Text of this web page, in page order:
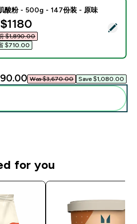
肌酸粉 - 500g - 147份装 - 原味
酸粉 - 500g - 147份装 - 原味
price
$1,890.00‎
$710.00‎
Was $3,670.00‎ Save $1,080.00‎
for you